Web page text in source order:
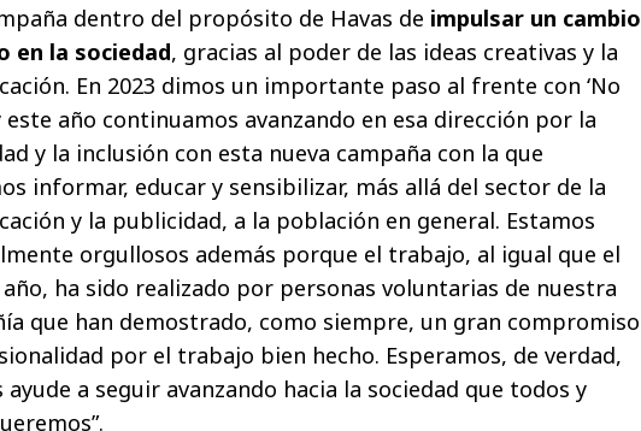
dentro del propósito de Havas de impulsar un cambio
en la sociedad, gracias al poder de las ideas creativas y la
En 2023 dimos un importante paso al frente con ‘No
este año continuamos avanzando en esa dirección por la
y la inclusión con esta nueva campaña con la que
informar, educar y sensibilizar, más allá del sector de la
y la publicidad, a la población en general. Estamos
orgullosos además porque el trabajo, al igual que el
año, ha sido realizado por personas voluntarias de nuestra
que han demostrado, como siempre, un gran compromiso
por el trabajo bien hecho. Esperamos, de verdad,
ayude a seguir avanzando hacia la sociedad que todos y